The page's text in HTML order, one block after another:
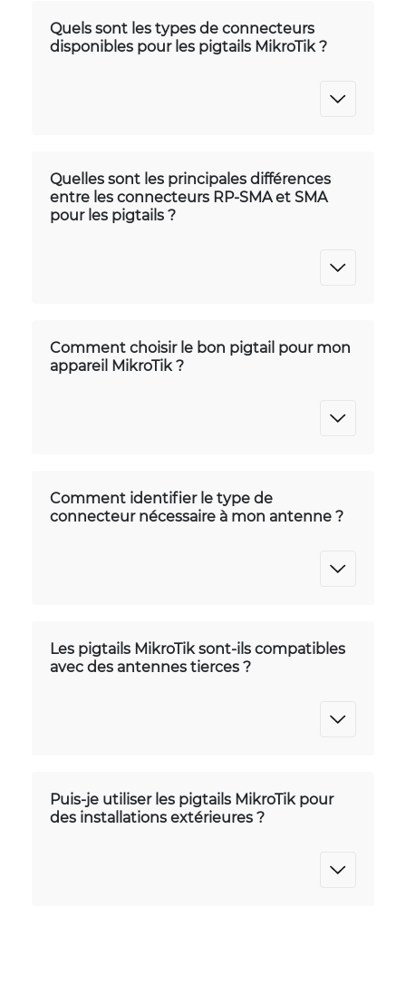
Quels sont les types de connecteurs
disponibles pour les pigtails MikroTik ?
Quelles sont les principales différences
entre les connecteurs RP-SMA et SMA
pour les pigtails ?
Comment choisir le bon pigtail pour mon
appareil MikroTik ?
Comment identifier le type de
connecteur nécessaire à mon antenne ?
Les pigtails MikroTik sont-ils compatibles
avec des antennes tierces ?
Puis-je utiliser les pigtails MikroTik pour
des installations extérieures ?